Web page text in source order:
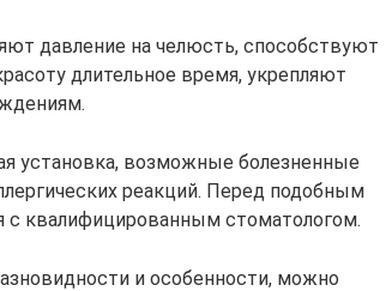
давление на челюсть, способствуют
длительное время, укрепляют
установка, возможные болезненные
реакций. Перед подобным
с квалифицированным стоматологом.
и особенности, можно